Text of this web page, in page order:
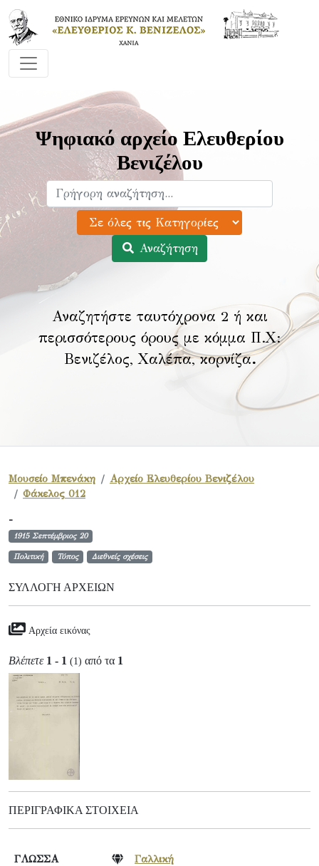
Ψηφιακό αρχείο Ελευθερίου
Βενιζέλου
Αναζήτηση
Αναζητήστε ταυτόχρονα 2 ή και
περισσότερους όρους με κόμμα Π.Χ:
Βενιζέλος, Χαλέπα, κορνίζα.
Μουσείο Μπενάκη
Αρχείο Ελευθερίου Βενιζέλου
Φάκελος 012
-
1915 Σεπτέμβριος 20
Πολιτική Τύπος Διεθνείς σχέσεις
ΣΥΛΛΟΓΉ ΑΡΧΕΊΩΝ
Αρχεία εικόνας
Βλέπετε 1 - 1 (1) από τα 1
ΠΕΡΙΓΡΑΦΙΚΆ ΣΤΟΙΧΕΊΑ
ΓΛΩΣΣΑ
Γαλλική